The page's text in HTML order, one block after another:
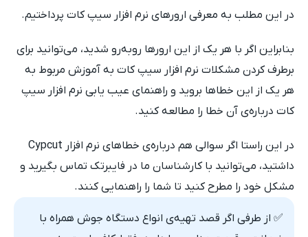
در این مطلب به معرفی ارورهای نرم افزار سیپ کات پرداختیم.
بنابراین اگر با هر یک از این ارورها روبه‌رو شدید، می‌توانید برای
برطرف کردن مشکلات نرم افزار سیپ کات به آموزش مربوط به
هر یک از این خطاها بروید و راهنمای عیب یابی نرم افزار سیپ
کات درباره‌ی آن خطا را مطالعه کنید.
در این راستا اگر سوالی هم درباره‌ی خطاهای نرم افزار Cypcut
داشتید، می‌توانید با کارشناسان ما در فایبرتک تماس بگیرید و
مشکل خود را مطرح کنید تا شما را راهنمایی کنند.
✅ از طرفی اگر قصد تهیه‌ی انواع دستگاه جوش همراه با